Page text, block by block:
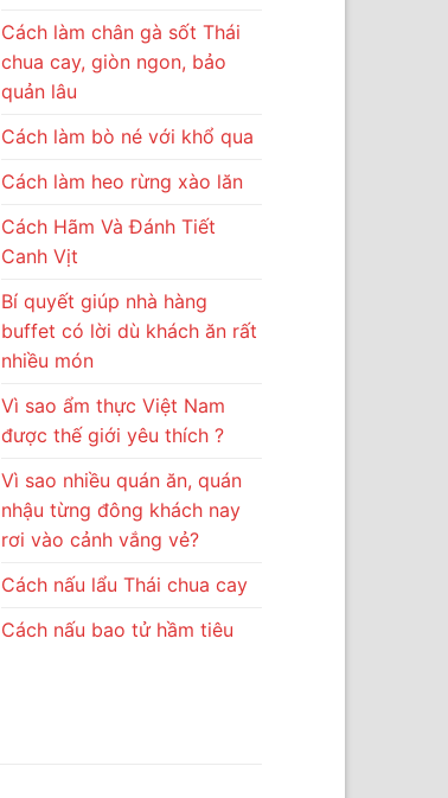
Cách làm chân gà sốt Thái
chua cay, giòn ngon, bảo
quản lâu
Cách làm bò né với khổ qua
Cách làm heo rừng xào lăn
Cách Hãm Và Đánh Tiết
Canh Vịt
Bí quyết giúp nhà hàng
buffet có lời dù khách ăn rất
nhiều món
Vì sao ẩm thực Việt Nam
được thế giới yêu thích ?
Vì sao nhiều quán ăn, quán
nhậu từng đông khách nay
rơi vào cảnh vắng vẻ?
Cách nấu lẩu Thái chua cay
Cách nấu bao tử hầm tiêu